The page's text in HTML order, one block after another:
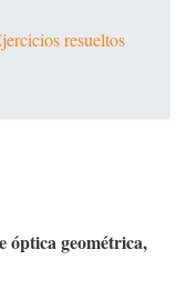
resueltos
óptica geométrica,